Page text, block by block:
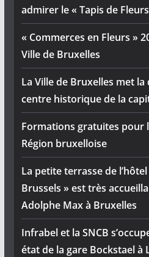
admirer le « Tapis de
« Commerces en Fleurs »
Ville de Bruxelles
La Ville de Bruxelles met
centre historique de la
Formations gratuites pour
Région bruxelloise
La petite terrasse de
Brussels » est très
Adolphe Max à Bruxelles
Infrabel et la SNCB
état de la gare Bockstael à